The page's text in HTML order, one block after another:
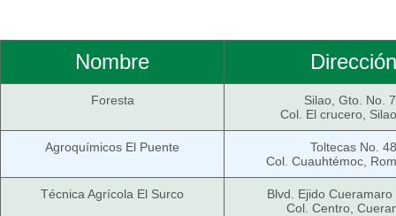
Nombre Dirección
Foresta
Silao, Gto. No.
Col. El crucero,
Agroquímicos El Puente
Toltecas No. 48
Col. Cuauhtémoc,
Técnica Agrícola El Surco
Blvd. Ejido
Col. Centro,